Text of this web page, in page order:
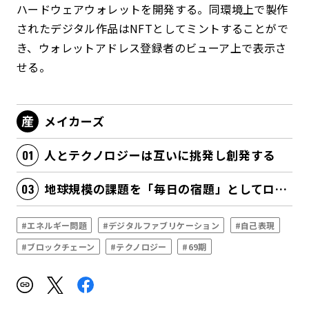
ハードウェアウォレットを開発する。同環境上で製作
されたデジタル作品はNFTとしてミントすることがで
き、ウォレットアドレス登録者のビューア上で表示さ
せる。
メイカーズ
人とテクノロジーは互いに挑発し創発する
地球規模の課題を「毎日の宿題」としてローカルに解決を図る
#エネルギー問題 #デジタルファブリケーション
#自己表現
#ブロックチェーン
#テクノロジー #69期